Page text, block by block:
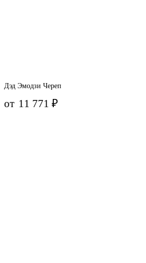
Дэд Эмодзи Череп
от 11 771₽